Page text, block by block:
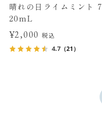
晴れの日ライムミント 7
20mL
¥2,000税込
4.7（21）